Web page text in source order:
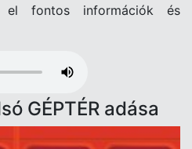
fontos információk és
GÉPTÉR adása